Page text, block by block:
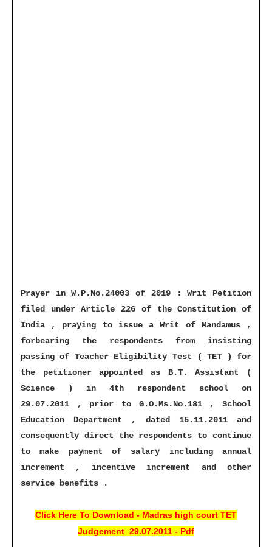
Prayer in W.P.No.24003 of 2019 : Writ Petition
filed under Article 226 of the Constitution of
India , praying to issue a Writ of Mandamus ,
forbearing the respondents from insisting
passing of Teacher Eligibility Test ( TET ) for
the petitioner appointed as B.T. Assistant (
Science ) in 4th respondent school on
29.07.2011 , prior to G.O.Ms.No.181 , School
Education Department , dated 15.11.2011 and
consequently direct the respondents to continue
to make payment of salary including annual
increment , incentive increment and other
service benefits .
Click Here To Download - Madras high court TET
Judgement 29.07.2011- Pdf